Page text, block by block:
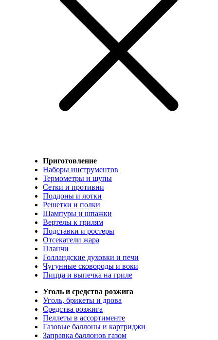
Приготовление
Наборы инструментов
Термометры и щупы
Сетки и противни
Поддоны и лотки
Решетки и полки
Шампуры и шпажки
Вертелы к грилям
Подставки и ростеры
Отсекатели жара
Планчи
Голландские духовки и печи
Чугунные сковороды и воки
Пицца и выпечка на гриле
Уголь и средства розжига
Уголь, брикеты и дрова
Средства розжига
Пеллеты в ассортименте
Газовые баллоны и картриджи
Заправка баллонов газом